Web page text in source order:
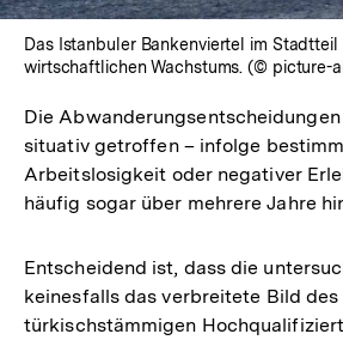
Das Istanbuler Bankenviertel im Stadtteil
wirtschaftlichen Wachstums. (© picture-
Die
situativ getroffen – infolge
Arbeitslosigkeit oder negativer
häufig sogar über mehrere Jahre
Entscheidend ist, dass die
keinesfalls das verbreitete Bild des
türkischstämmigen